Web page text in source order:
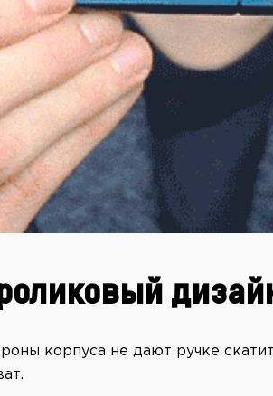
корпуса не дают ручке